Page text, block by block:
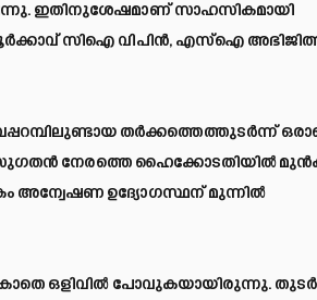
ഇതിനുശേഷമാണ് സാഹസികമായി
സിഐ വിപിൻ, എസ്ഐ
തർക്കത്തെത്തുടർന്ന്
സുഗതൻ നേരത്തെ ഹൈക്കോടതിയിൽ
അന്വേഷണ ഉദ്യോഗസ്ഥന് മുന്നിൽ
ഒളിവിൽ പോവുകയായിരുന്നു.